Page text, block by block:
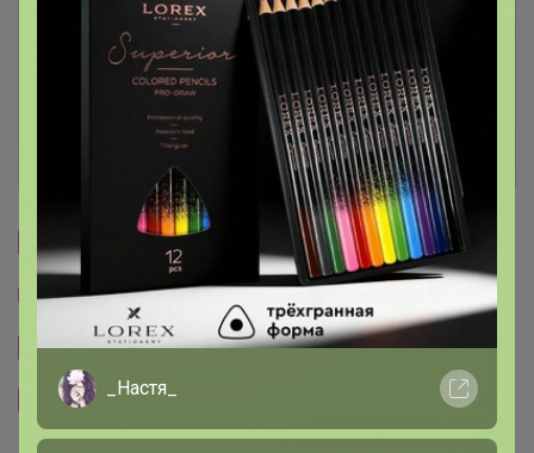
Условия участия
Ключевые даты
История проведённых выкупов
Cтраничка организатора
Другие СП организатора Артемида
Сайт закупки
Размерная сетка
_Настя_